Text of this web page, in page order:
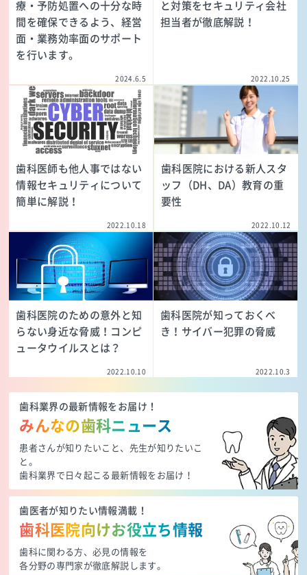
療・予防処置への十分な時
間を確保できるよう、経営
面・業務効率面のサポート
を行います。
2024.6.5
と対策をセキュリティ会社
担当者が徹底解説！
2022.10.25
歯科医師も他人事ではない
情報セキュリティについて
簡単に解説！
2022.10.18
歯科医院における新人スタ
ッフ（DH、DA）教育の重
要性
2022.10.12
歯科医院のための意外と知
らない身近な脅威！コンピ
ュータウイルスとは？
2022.10.10
歯科医院が知っておくべ
き！サイバー犯罪の脅威
2022.10.3
歯科業界の最新情報をお届け！
みんなの歯科ニュース
患者さんが知りたいこと、先生が知りたいこ
と。
歯科業界で日々起こる最新情報をお届け！
歯医者が知りたい情報満載！
歯科医院向けお役立ち情報
歯科に関わる方、必見の情報を
各分野の専門家が徹底解説します。